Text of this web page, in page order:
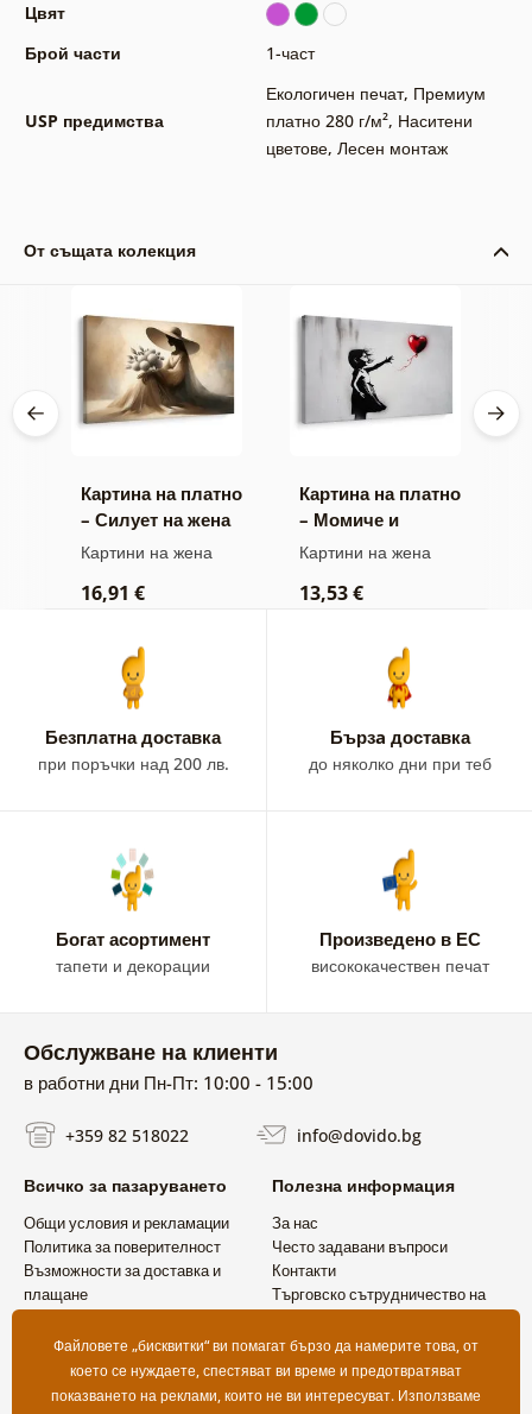
Цвят
Брой части
1-част
USP предимства
Екологичен печат, Премиум
платно 280 г/м², Наситени
цветове, Лесен монтаж
От същата колекция
Картина на платно
– Силует на жена
с цветя
Картини на жена
16,91 €
Картина на платно
– Момиче и
летящо сърце
Картини на жена
13,53 €
Безплатна доставка
при поръчки над 200 лв.
Бързa доставка
до няколко дни при теб
Богат асортимент
тапети и декорации
Произведено в ЕС
висококачествен печат
Обслужване на клиенти
в работни дни Пн-Пт: 10:00 - 15:00
+359 82 518022 info@dovido.bg
Всичко за пазаруването
Общи условия и рекламации
Политика за поверителност
Възможности за доставка и
плащане
Полезна информация
За нас
Често задавани въпроси
Контакти
Търговско сътрудничество на
Файловете „бисквитки“ ви помагат бързо да намерите това, от
което се нуждаете, спестяват ви време и предотвратяват
показването на реклами, които не ви интересуват. Използваме